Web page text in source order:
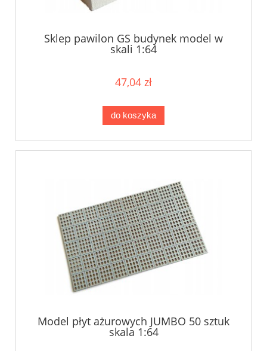
Sklep pawilon GS budynek model w
skali 1:64
47,04 zł
do koszyka
Model płyt ażurowych JUMBO 50 sztuk
skala 1:64